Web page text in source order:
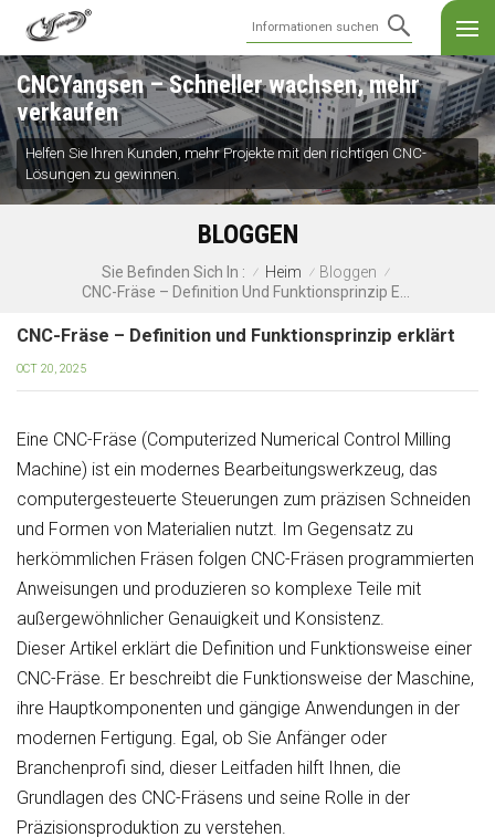
CNCYangsen – Schneller wachsen, mehr
verkaufen
Helfen Sie Ihren Kunden, mehr Projekte mit den richtigen CNC-
Lösungen zu gewinnen.
BLOGGEN
Sie Befinden Sich In : / Heim / Bloggen /
CNC-Fräse – Definition und Funktionsprinzip erklärt
OCT 20, 2025
Eine CNC-Fräse (Computerized Numerical Control Milling
Machine) ist ein modernes Bearbeitungswerkzeug, das
computergesteuerte Steuerungen zum präzisen Schneiden
und Formen von Materialien nutzt. Im Gegensatz zu
herkömmlichen Fräsen folgen CNC-Fräsen programmierten
Anweisungen und produzieren so komplexe Teile mit
außergewöhnlicher Genauigkeit und Konsistenz.
Dieser Artikel erklärt die Definition und Funktionsweise einer
CNC-Fräse. Er beschreibt die Funktionsweise der Maschine,
ihre Hauptkomponenten und gängige Anwendungen in der
modernen Fertigung. Egal, ob Sie Anfänger oder
Branchenprofi sind, dieser Leitfaden hilft Ihnen, die
Grundlagen des CNC-Fräsens und seine Rolle in der
Präzisionsproduktion zu verstehen.